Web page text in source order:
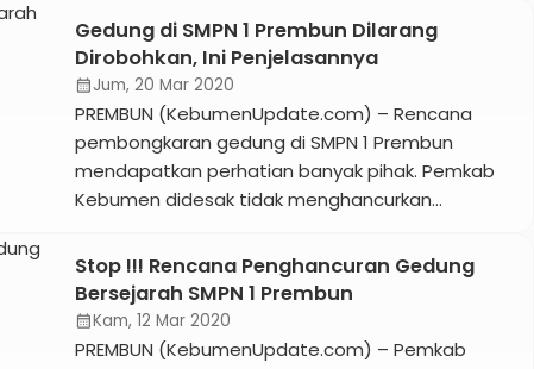
Gedung di SMPN 1 Prembun Dilarang
Dirobohkan, Ini Penjelasannya
calendar_monthJum, 20 Mar 2020
PREMBUN (KebumenUpdate.com) – Rencana
pembongkaran gedung di SMPN 1 Prembun
mendapatkan perhatian banyak pihak. Pemkab
Kebumen didesak tidak menghancurkan
Fabriek atau pabrik gula Prembun yang berdiri
sekitar 1890. Saat ini gedung di SMPN 1 Prembun
masuk dalam daftar bangunan yang diduga
cagar budaya tahun 2019. Bagunan lain saat ini
Stop !!! Rencana Penghancuran Gedung
Bersejarah SMPN 1 Prembun
calendar_monthKam, 12 Mar 2020
PREMBUN (KebumenUpdate.com) – Pemkab